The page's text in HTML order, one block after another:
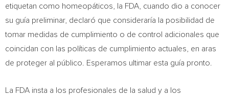
etiquetan como homeopáticos, la FDA, cuando dio a conocer
su guía preliminar, declaró que consideraría la posibilidad de
tomar medidas de cumplimiento o de control adicionales que
coincidan con las políticas de cumplimiento actuales, en aras
de proteger al público. Esperamos ultimar esta guía pronto.
La FDA insta a los profesionales de la salud y a los